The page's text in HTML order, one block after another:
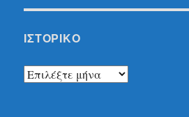
ΙΣΤΟΡΙΚΌ
Ιστορικό